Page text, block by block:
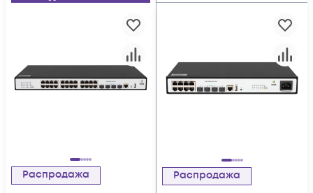
Распродажа Распродажа